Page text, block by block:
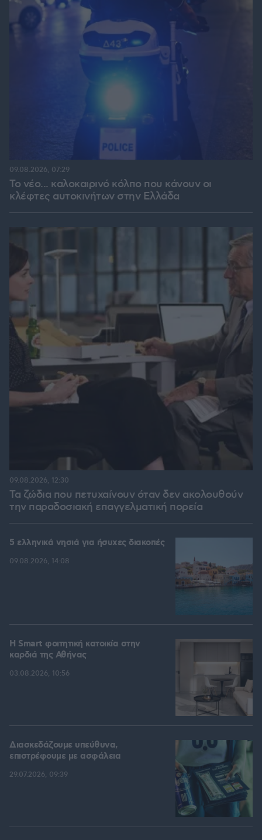
Το νέο... καλοκαιρινό κόλπο που κάνουν οι
κλέφτες αυτοκινήτων στην Ελλάδα
09.08.2026, 07:29
Τα ζώδια που πετυχαίνουν όταν δεν ακολουθούν
την παραδοσιακή επαγγελματική πορεία
09.08.2026, 12:30
5 ελληνικά νησιά για ήσυχες διακοπές
09.08.2026, 14:08
Η Smart φοιτητική κατοικία στην
καρδιά της Αθήνας
03.08.2026, 10:56
Διασκεδάζουμε υπεύθυνα,
επιστρέφουμε με ασφάλεια
29.07.2026, 09:39